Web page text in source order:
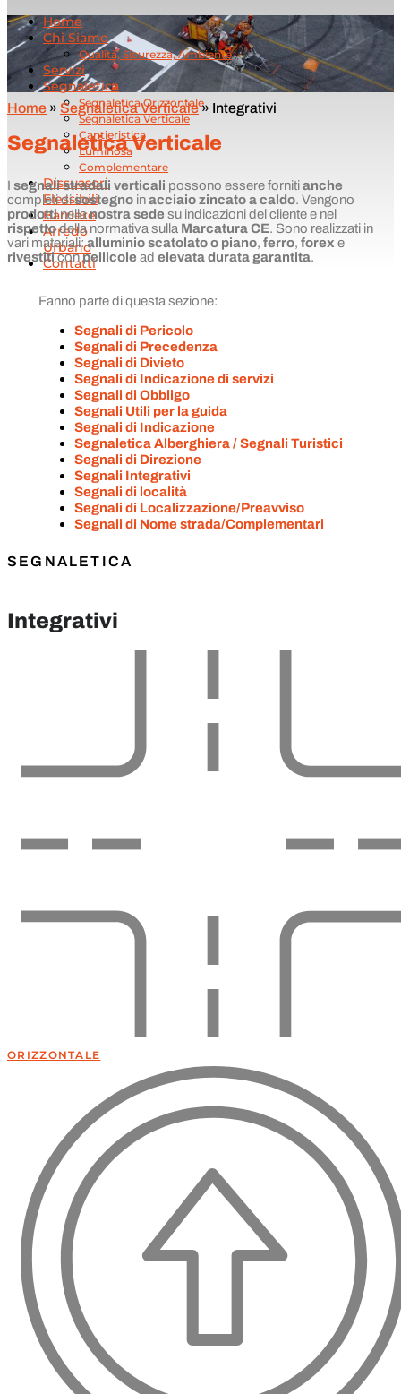
Home
Chi Siamo
Qualità, Sicurezza, Ambiente
Servizi
Segnaletica
Segnaletica Orizzontale
Segnaletica Verticale
Cantieristica
Luminosa
Complementare
Dissuasori
Flessibili
Barriere
Arredo
Urbano
Contatti
Home » Segnaletica Verticale» Integrativi
Segnaletica Verticale
I segnali stradali verticali possono essere fornitianche
completi disostegno inacciaio zincato a caldo. Vengono
prodottinellanostra sede su indicazioni del cliente e nel
rispettodella normativa sulla Marcatura CE. Sono realizzati in
vari materiali:alluminio scatolatoo piano, ferro, forex e
rivestiticonpellicole ad elevatadurata garantita.
Fanno parte di questa sezione:
Segnali di Pericolo
Segnali di Precedenza
Segnali di Divieto
Segnali di Indicazione di servizi
Segnali di Obbligo
Segnali Utili per la guida
Segnali di Indicazione
Segnaletica Alberghiera / Segnali Turistici
Segnali di Direzione
Segnali Integrativi
Segnali di località
Segnali di Localizzazione/Preavviso
Segnali di Nome strada/Complementari
SEGNALETICA
Integrativi
ORIZZONTALE